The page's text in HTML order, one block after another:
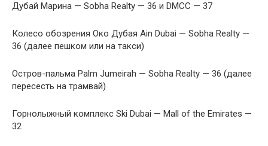
Дубай Марина — Sobha Realty — 36 и DMCC — 37
Колесо обозрения Око Дубая Ain Dubai — Sobha Realty —
36 (далее пешком или на такси)
Остров-пальма Palm Jumeirah — Sobha Realty — 36 (далее
пересесть на трамвай)
Горнолыжный комплекс Ski Dubai — Mall of the Emirates —
32